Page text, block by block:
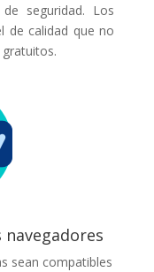
seguridad. Los
de calidad que no
sean compatibles